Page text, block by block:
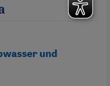
und